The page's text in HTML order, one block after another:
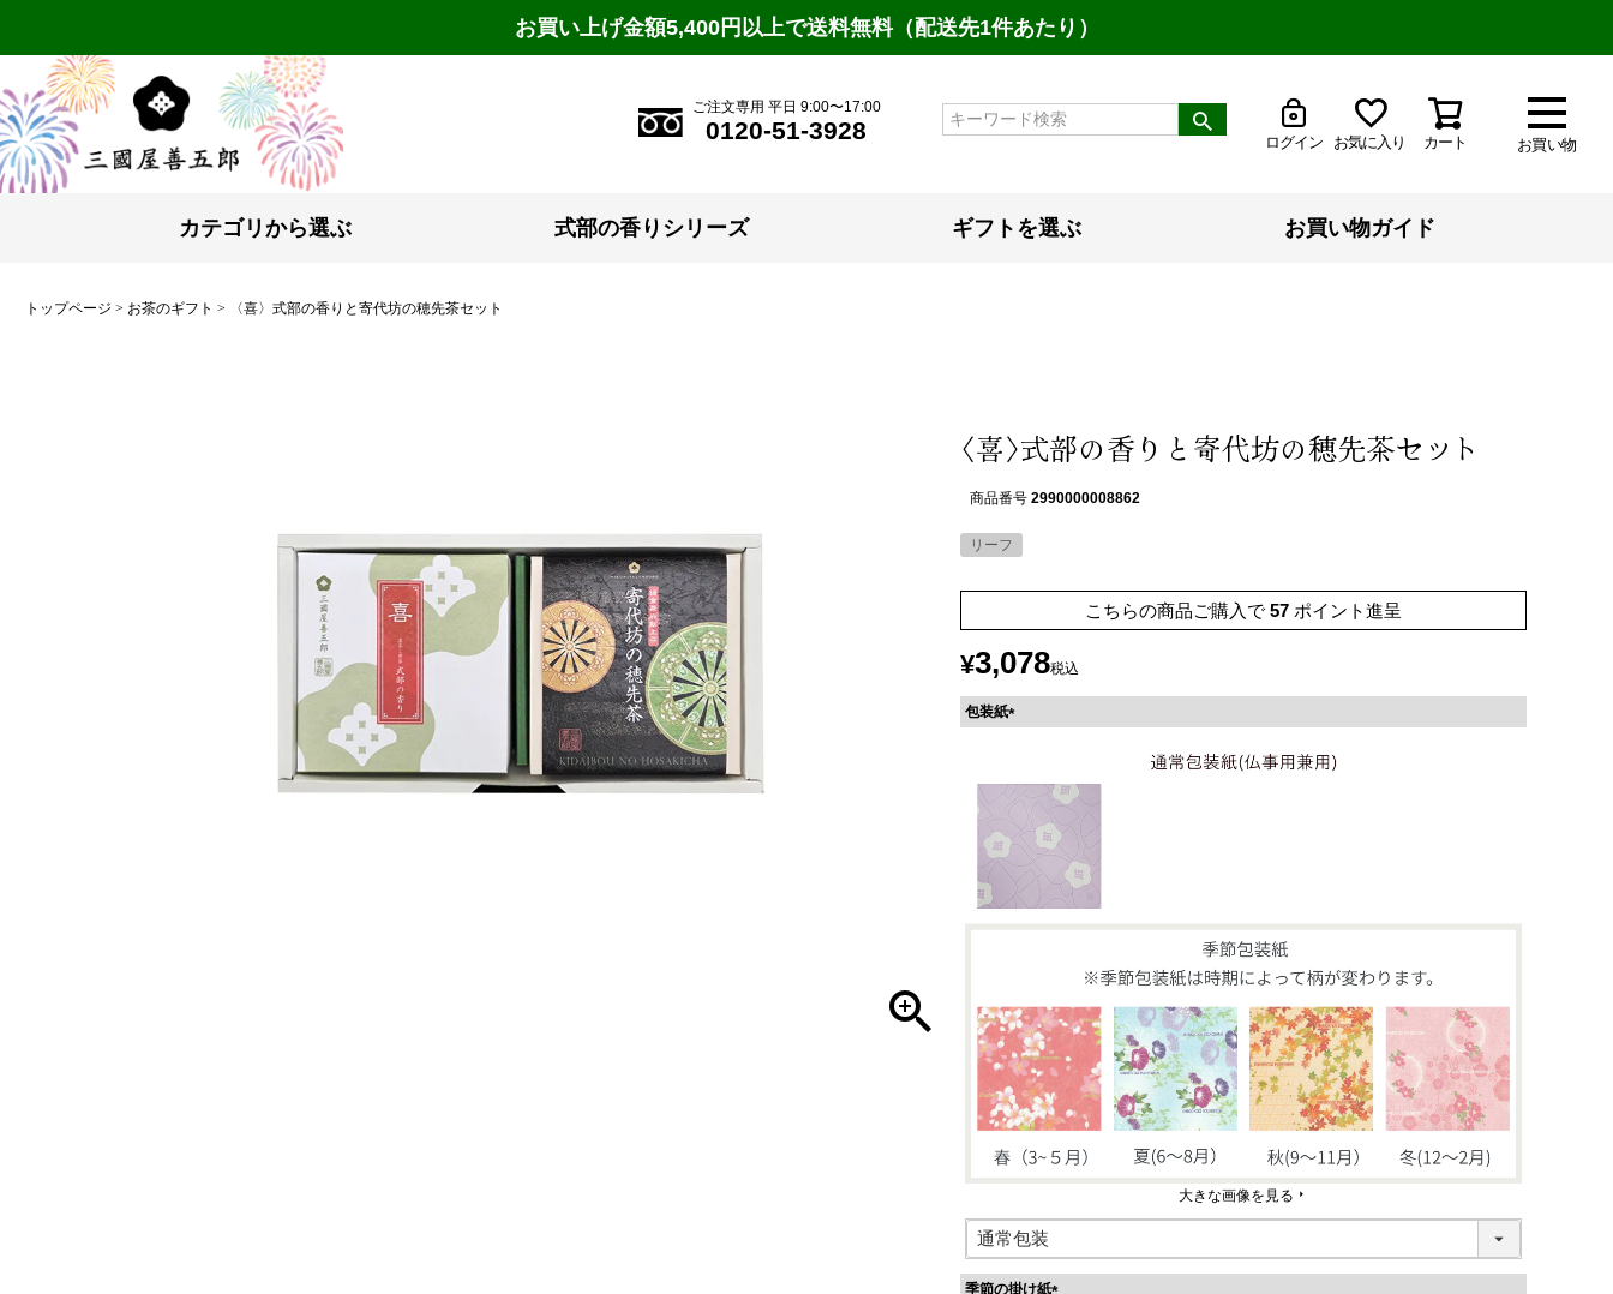
お買い上げ金額5,400円以上で送料無料（配送先1件あたり）
お買い物
ご注文専用 平日 9:00〜17:00
0120-51-3928 ログイン お気に入り カート
カテゴリから選ぶ 式部の香りシリーズ ギフトを選ぶ お買い物ガイド
トップページ お茶のギフト 〈喜〉式部の香りと寄代坊の穂先茶セット
〈喜〉式部の香りと寄代坊の穂先茶セット
商品番号 2990000008862
リーフ
こちらの商品ご購入で 57 ポイント進呈
¥3,078税込
包装紙
須
大きな画像を見る
季節の掛け紙